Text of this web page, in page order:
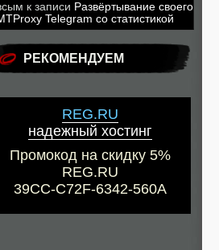
к записи Развёртывание своего
Telegram со статистикой
РЕКОМЕНДУЕМ
REG.RU
надежный хостинг
Промокод на скидку 5%
REG.RU
39CC-C72F-6342-560A